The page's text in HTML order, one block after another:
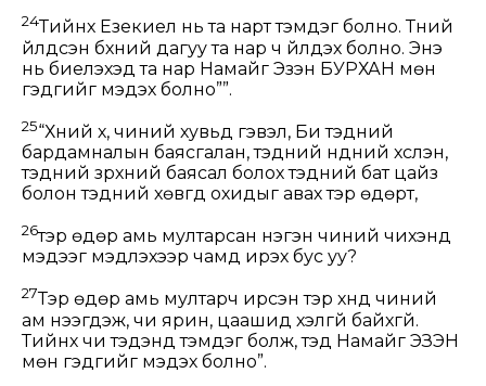
24Тийнхүү Езекиел нь та нарт тэмдэг болно. Түүний
үйлдсэн бүхний дагуу та нар ч үйлдэх болно. Энэ
нь биелэхэд та нар Намайг Эзэн БУРХАН мөн
гэдгийг мэдэх болно””.
25“Хүний хүү, чиний хувьд гэвэл, Би тэдний
бардамналын баясгалан, тэдний нүдний хүслэн,
тэдний зүрхний баясал болох тэдний бат цайз
болон тэдний хөвгүүд охидыг авах тэр өдөрт,
26тэр өдөр амь мултарсан нэгэн чиний чихэнд
мэдээг мэдүүлэхээр чамд ирэх бус уу?
27Тэр өдөр амь мултарч ирсэн тэр хүнд чиний
ам нээгдэж, чи ярин, цаашид хэлгүй байхгүй.
Тийнхүү чи тэдэнд тэмдэг болж, тэд Намайг ЭЗЭН
мөн гэдгийг мэдэх болно”.